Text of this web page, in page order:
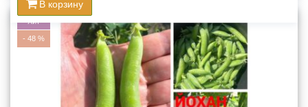
В корзину
Хит
-48%